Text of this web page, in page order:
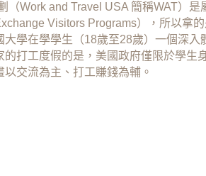
（Work and Travel USA 簡稱WAT）是
Visitors Programs），所以拿
大學在學學生（18歲至28歲）一個深入
的打工度假的是，美國政府僅限於學生
以交流為主、打工賺錢為輔。